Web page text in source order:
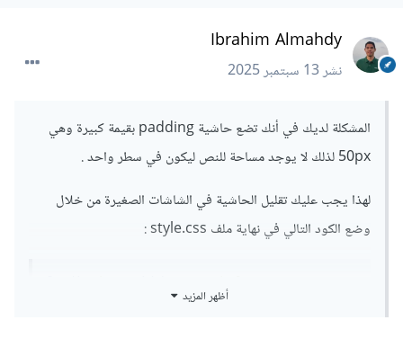
Ibrahim Almahdy
نشر13 سبتمبر 2025
المشكلة لديك في أنك تضع حاشية padding بقيمة كبيرة وهي
50px لذلك لا يوجد مساحة للنص ليكون في سطر واحد .
لهذا يجب عليك تقليل الحاشية في الشاشات الصغيرة من خلال
وضع الكود التالي في نهاية ملف style.css
أظهر المزيد